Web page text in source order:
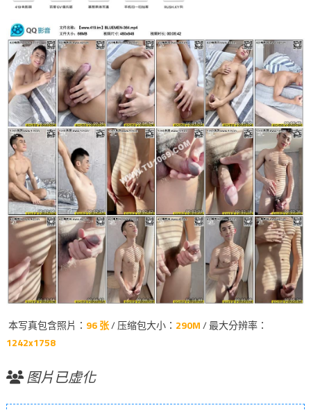
本写真包含照片： 96 张/ 压缩包大小： 290M/ 最大分辨率：
1242x1758
图片已虚化